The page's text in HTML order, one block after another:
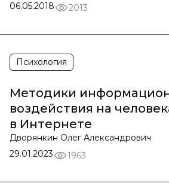
06.05.2018
2013
Психология
Методики
воздействия на
в Интернете
Дворянкин Олег Александрович
29.01.2023
1963